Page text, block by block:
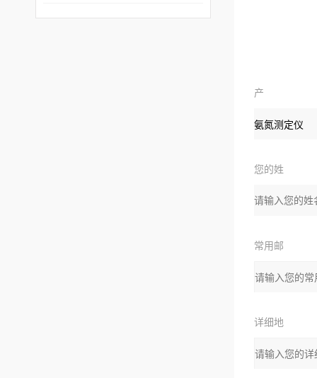
产
品：
您的姓
名：
常用邮
箱：
详细地
址：